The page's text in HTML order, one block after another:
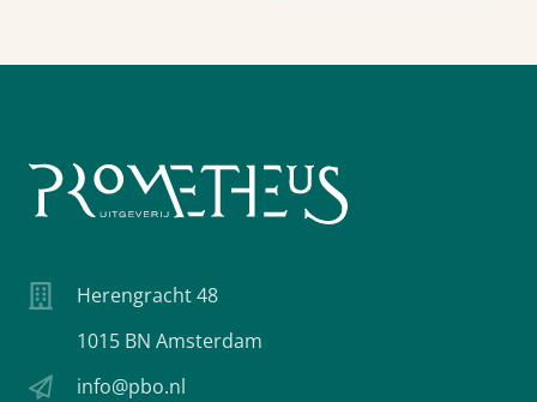
Herengracht 48
1015 BN Amsterdam
info@pbo.nl